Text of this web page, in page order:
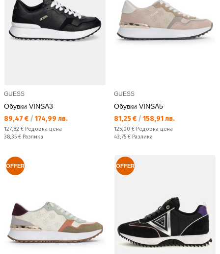
GUESS
Обувки VINSA3
Текуща цена:
89,47 € / 174,99 лв.
Редовна цена:
127,82 € Редовна цена
Спестявате:
38,35 € Разлика
GUESS
Обувки VINSA5
Текуща цена:
81,25 € / 158,91 лв.
Редовна цена:
125,00 € Редовна цена
Спестявате:
43,75 € Разлика
OFFER OFFER